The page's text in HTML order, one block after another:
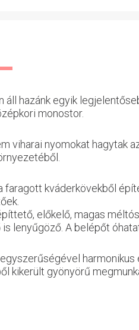
áll hazánk egyik
monostor.
viharai nyomokat hagytak
faragott kváderkövekből
előkelő, magas
lenyűgöző. A belépőt
kikerült gyönyörű